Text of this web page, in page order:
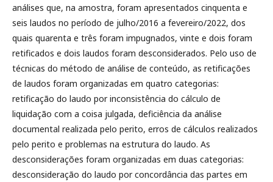
análises que, na amostra, foram apresentados cinquenta e
seis laudos no período de julho/2016 a fevereiro/2022, dos
quais quarenta e três foram impugnados, vinte e dois foram
retificados e dois laudos foram desconsiderados. Pelo uso de
técnicas do método de análise de conteúdo, as retificações
de laudos foram organizadas em quatro categorias:
retificação do laudo por inconsistência do cálculo de
liquidação com a coisa julgada, deficiência da análise
documental realizada pelo perito, erros de cálculos realizados
pelo perito e problemas na estrutura do laudo. As
desconsiderações foram organizadas em duas categorias:
desconsideração do laudo por concordância das partes em